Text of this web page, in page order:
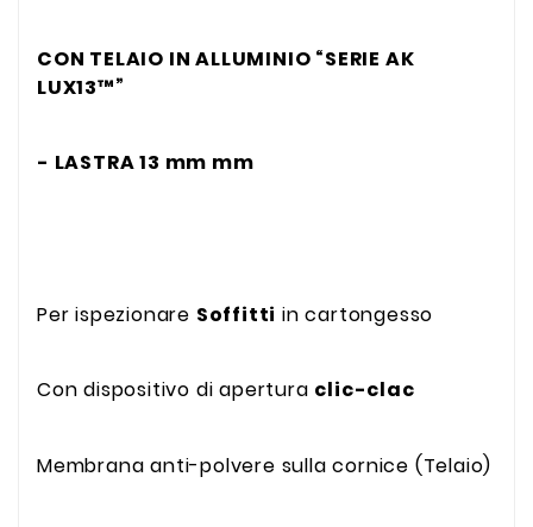
CON TELAIO IN ALLUMINIO “SERIE AK
LUX13™”
- LASTRA 13 mm mm
Per ispezionare Soffitti in cartongesso
Con dispositivo di apertura clic-clac
Membrana anti-polvere sulla cornice (Telaio)